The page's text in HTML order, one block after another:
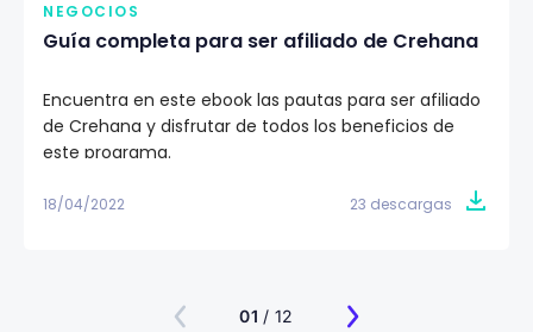
NEGOCIOS
Guía completa para ser afiliado de Crehana
Encuentra en este ebook las pautas para ser afiliado
de Crehana y disfrutar de todos los beneficios de
este programa.
18/04/2022 23 descargas
01 / 12